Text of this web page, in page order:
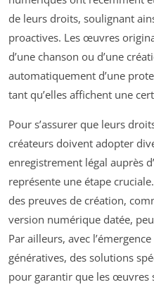
de leurs droits, soulignant
proactives. Les œuvres
d’une chanson ou d’une
automatiquement d’une
tant qu’elles affichent une
Pour s’assurer que leurs
créateurs doivent adopter
enregistrement légal auprès
représente une étape
des preuves de création,
version numérique datée,
Par ailleurs, avec
génératives, des solutions
pour garantir que les œuvres